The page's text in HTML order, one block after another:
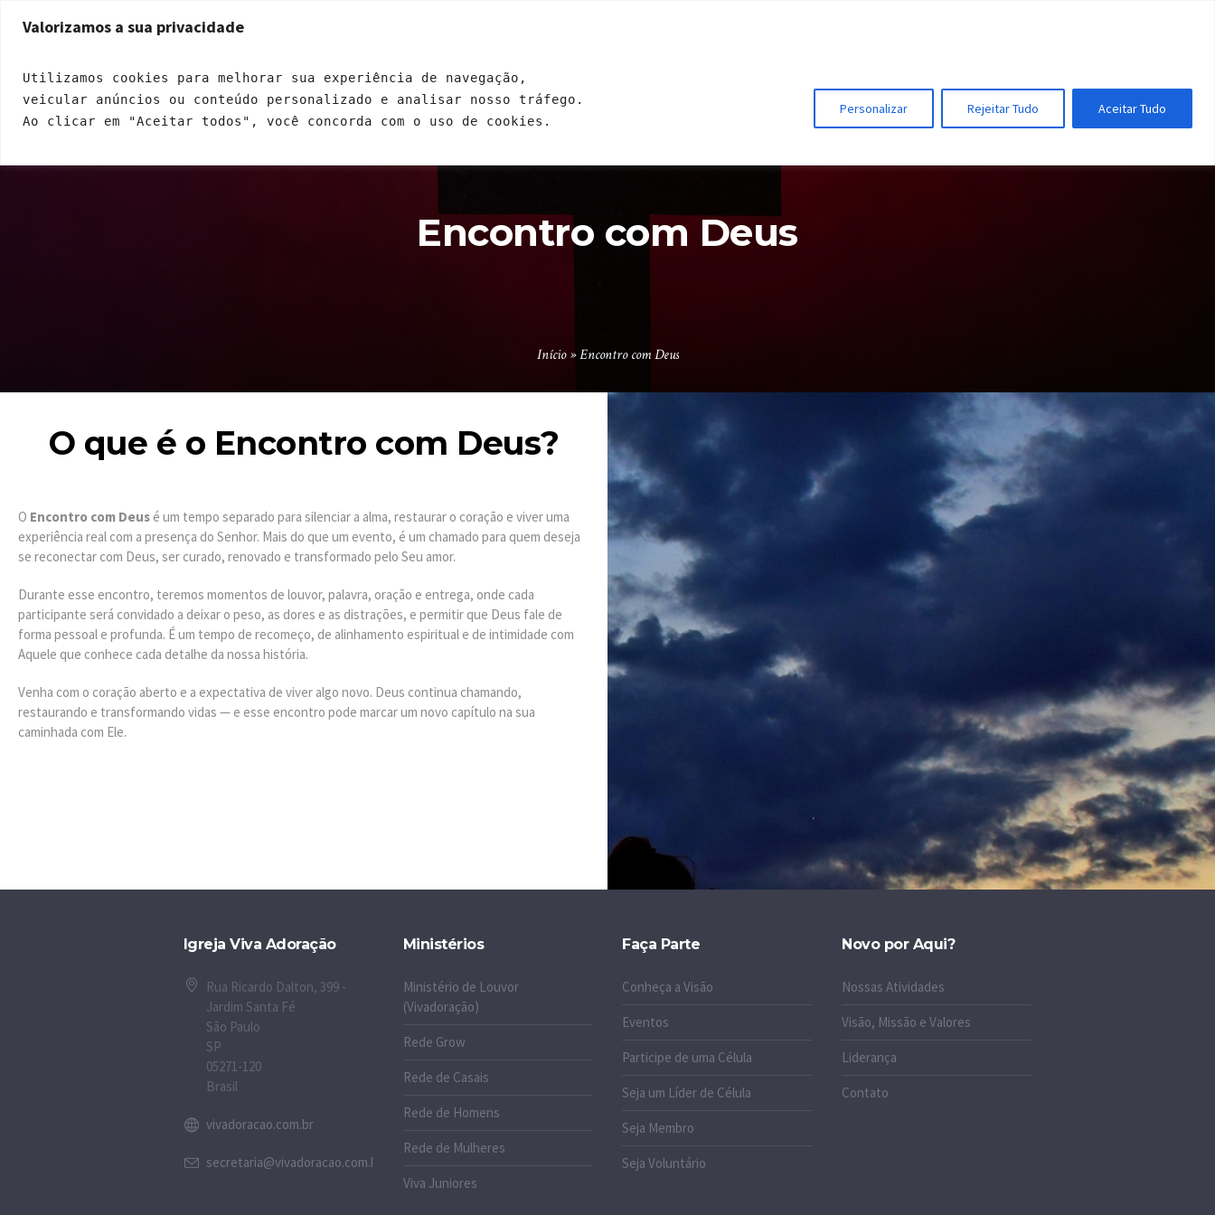
Valorizamos a sua privacidade
Utilizamos cookies para melhorar sua experiência de navegação,
veicular anúncios ou conteúdo personalizado e analisar nosso tráfego.
Ao clicar em "Aceitar todos", você concorda com o uso de cookies.
Personalizar Rejeitar Tudo Aceitar Tudo
INÍCIO QUEM SOMOS AGENDA EVENTOS
Encontro com Deus
Início»Encontro com Deus
O que é o Encontro com Deus?
O Encontro com Deus é um tempo separado para silenciar a alma, restaurar o coração e viver uma
experiência real com a presença do Senhor. Mais do que um evento, é um chamado para quem deseja
se reconectar com Deus, ser curado, renovado e transformado pelo Seu amor.
Durante esse encontro, teremos momentos de louvor, palavra, oração e entrega, onde cada
participante será convidado a deixar o peso, as dores e as distrações, e permitir que Deus fale de
forma pessoal e profunda. É um tempo de recomeço, de alinhamento espiritual e de intimidade com
Aquele que conhece cada detalhe da nossa história.
Venha com o coração aberto e a expectativa de viver algo novo. Deus continua chamando,
restaurando e transformando vidas — e esse encontro pode marcar um novo capítulo na sua
caminhada com Ele.
Igreja Viva Adoração
Rua Ricardo Dalton, 399 -
Jardim Santa Fé
São Paulo
SP
05271-120
Brasil
vivadoracao.com.br
secretaria@vivadoracao.com.br
Ministérios
Ministério de Louvor
(Vivadoração)
Rede Grow
Rede de Casais
Rede de Homens
Rede de Mulheres
Viva Juniores
Faça Parte
Conheça a Visão
Eventos
Participe de uma Célula
Seja um Líder de Célula
Seja Membro
Seja Voluntário
Novo por Aqui?
Nossas Atividades
Visão, Missão e Valores
Liderança
Contato